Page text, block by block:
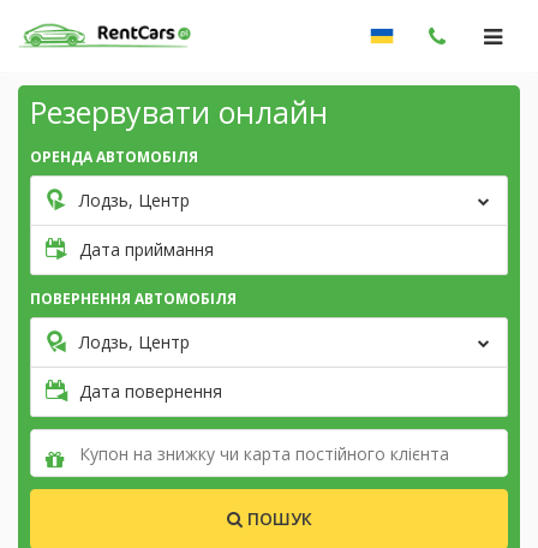
Резервувати онлайн
ОРЕНДА АВТОМОБІЛЯ
Лодзь, Центр
Дата приймання
ПОВЕРНЕННЯ АВТОМОБІЛЯ
Лодзь, Центр
Дата повернення
ПОШУК